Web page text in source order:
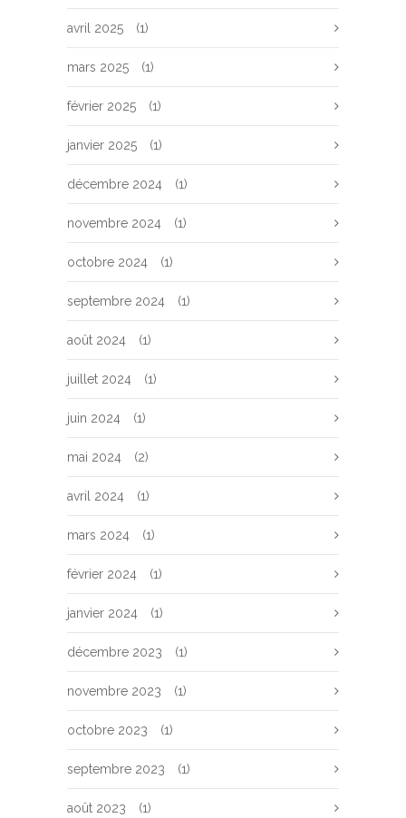
avril 2025 (1)
mars 2025 (1)
février 2025 (1)
janvier 2025 (1)
décembre 2024 (1)
novembre 2024 (1)
octobre 2024 (1)
septembre 2024 (1)
août 2024 (1)
juillet 2024 (1)
juin 2024 (1)
mai 2024 (2)
avril 2024 (1)
mars 2024 (1)
février 2024 (1)
janvier 2024 (1)
décembre 2023 (1)
novembre 2023 (1)
octobre 2023 (1)
septembre 2023 (1)
août 2023 (1)